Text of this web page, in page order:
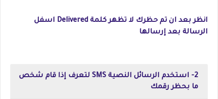
انظر بعد ان تم حظرك لا تظهر كلمة Delivered اسفل
الرسالة بعد إرسالها
2- استخدم الرسائل النصية SMS لتعرف إذا قام شخص
ما بحظر رقمك